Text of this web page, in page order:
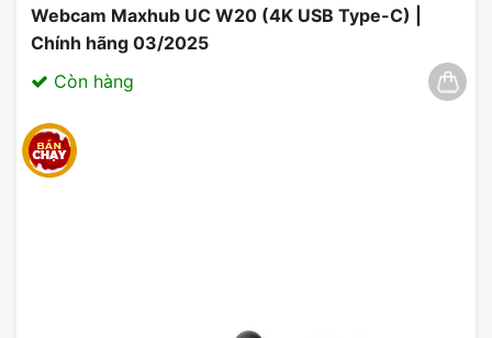
Webcam Maxhub UC W20 (4K USB Type-C) |
Chính hãng 03/2025
Còn hàng